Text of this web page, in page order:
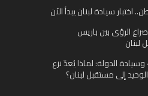
سيادة لبنان يبدأ الآن
الرؤى بين باريس
وسيادة الدولة: لماذا يُعدّ نزع
إلى مستقبل لبنان؟